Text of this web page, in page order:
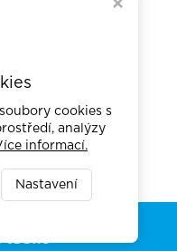
městské mobility
cookies s
analýzy
informací.
Nastavení